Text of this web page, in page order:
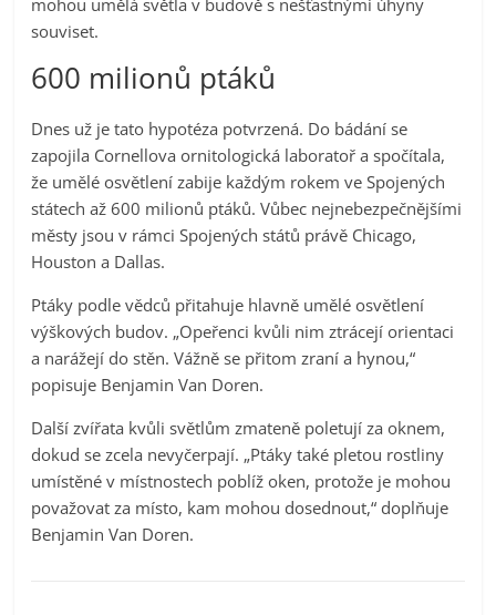
souviset.
600 milionů ptáků
Dnes už je tato hypotéza potvrzená. Do bádání se
zapojila Cornellova ornitologická laboratoř a spočítala,
že umělé osvětlení zabije každým rokem ve Spojených
státech až 600 milionů ptáků. Vůbec nejnebezpečnějšími
městy jsou v rámci Spojených států právě Chicago,
Houston a Dallas.
Ptáky podle vědců přitahuje hlavně umělé osvětlení
výškových budov. „Opeřenci kvůli nim ztrácejí orientaci
a narážejí do stěn. Vážně se přitom zraní a hynou,“
popisuje Benjamin Van Doren.
Další zvířata kvůli světlům zmateně poletují za oknem,
dokud se zcela nevyčerpají. „Ptáky také pletou rostliny
umístěné v místnostech poblíž oken, protože je mohou
považovat za místo, kam mohou dosednout,“ doplňuje
Benjamin Van Doren.